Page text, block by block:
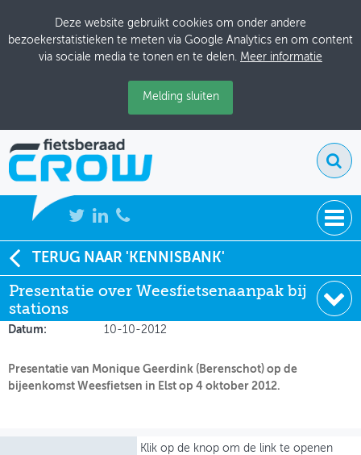
Deze website gebruikt cookies om onder andere
bezoekerstatistieken te meten via Google Analytics en om content
via sociale media te tonen en te delen. Meer informatie
Melding sluiten
NIEUWS
BIJEENKOMSTEN
KENNISBANK
OVER FIETSBERAAD
TERUG NAAR 'KENNISBANK'
Presentatie over Weesfietsenaanpak bij
stations
Soort:
Presentatie
Auteur:
Monique Geerdink
Uitgever:
Datum:
10-10-2012
Presentatie van Monique Geerdink (Berenschot) op de
bijeenkomst Weesfietsen in Elst op 4 oktober 2012.
Klik op de knop om de link te openen